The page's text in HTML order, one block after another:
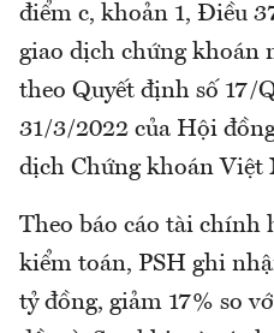
điểm c, khoản 1, Điều
giao dịch chứng khoán
theo Quyết định số
31/3/2022 của Hội
dịch Chứng khoán Việt
Theo báo cáo tài chính
kiểm toán, PSH ghi
tỷ đồng, giảm 17% so